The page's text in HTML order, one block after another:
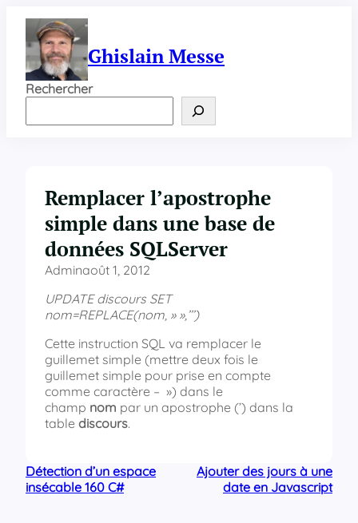
contenu
Ghislain Messe
Rechercher
Remplacer l’apostrophe
simple dans une base de
données SQLServer
Adminaoût 1, 2012
UPDATE discours SET
nom=REPLACE(nom, » »,’’’)
Cette instruction SQL va remplacer le
guillemet simple (mettre deux fois le
guillemet simple pour prise en compte
comme caractère – ») dans le
champ nom par un apostrophe (’) dans la
table discours.
Détection d’un espace
insécable 160 C#
Ajouter des jours à une
date en Javascript